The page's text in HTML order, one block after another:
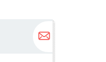
more...